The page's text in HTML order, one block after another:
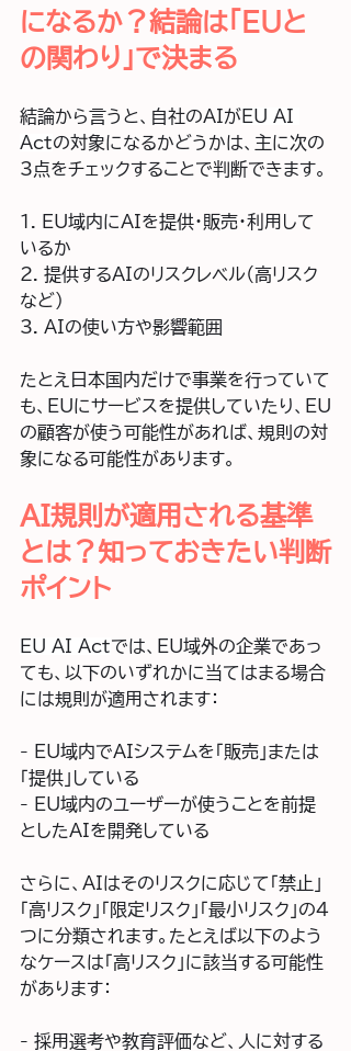
になるか？結論は「EUと
の関わり」で決まる
結論から言うと、自社のAIがEU AI
Actの対象になるかどうかは、主に次の
3点をチェックすることで判断できます。
1. EU域内にAIを提供・販売・利用して
いるか
2. 提供するAIのリスクレベル（高リスク
など）
3. AIの使い方や影響範囲
たとえ日本国内だけで事業を行っていて
も、EUにサービスを提供していたり、EU
の顧客が使う可能性があれば、規則の対
象になる可能性があります。
AI規則が適用される基準
とは？知っておきたい判断
ポイント
EU AI Actでは、EU域外の企業であっ
ても、以下のいずれかに当てはまる場合
には規則が適用されます：
- EU域内でAIシステムを「販売」または
「提供」している
- EU域内のユーザーが使うことを前提
としたAIを開発している
さらに、AIはそのリスクに応じて「禁止」
「高リスク」「限定リスク」「最小リスク」の4
つに分類されます。たとえば以下のよう
なケースは「高リスク」に該当する可能性
があります：
- 採用選考や教育評価など、人に対する